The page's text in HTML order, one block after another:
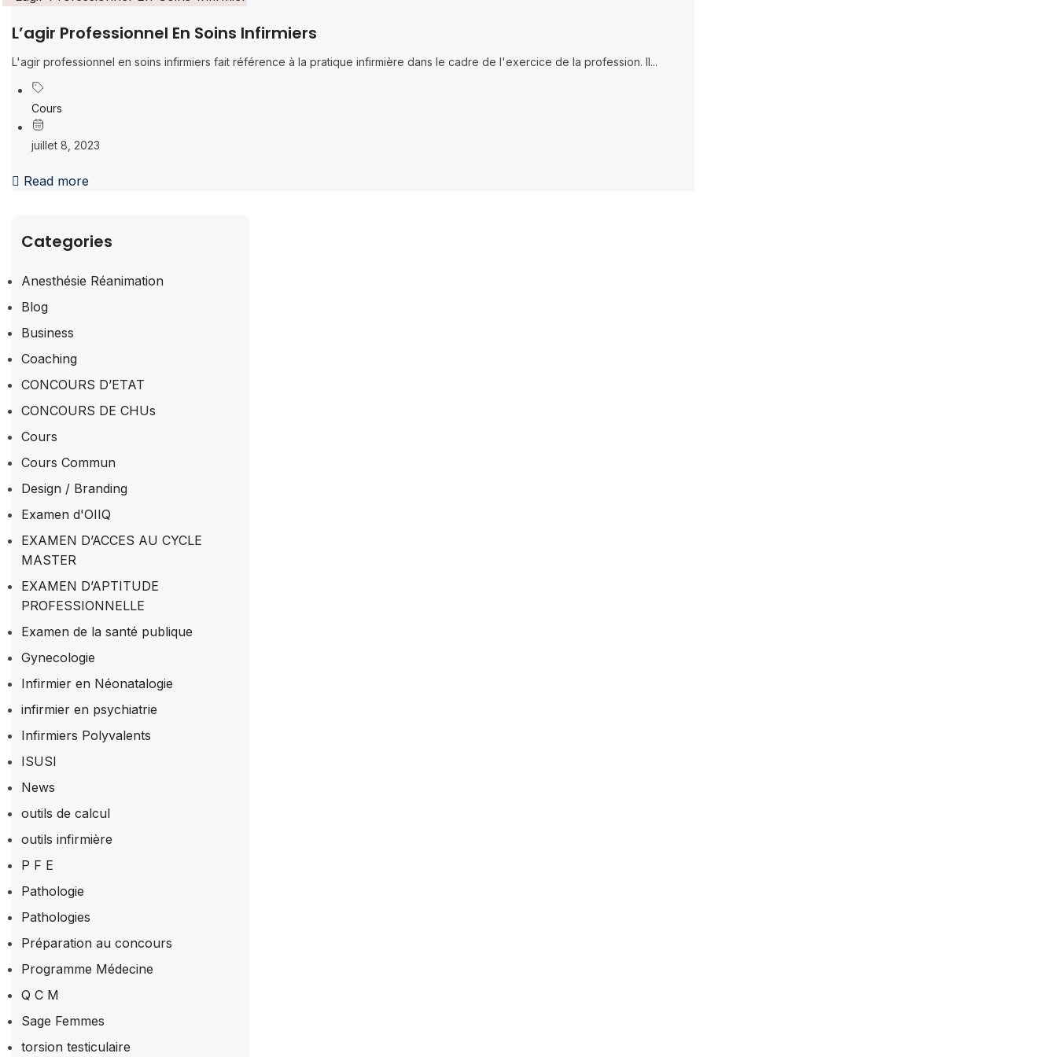
L’agir Professionnel En Soins Infirmiers
L'agir professionnel en soins infirmiers fait référence à la pratique infirmière dans le cadre de l'exercice de la profession. Il...
Cours
juillet 8, 2023
Read more
Categories
Anesthésie Réanimation
Blog
Business
Coaching
CONCOURS D’ETAT
CONCOURS DE CHUs
Cours
Cours Commun
Design / Branding
Examen d'OIIQ
EXAMEN D’ACCES AU CYCLE
MASTER
EXAMEN D’APTITUDE
PROFESSIONNELLE
Examen de la santé publique
Gynecologie
Infirmier en Néonatalogie
infirmier en psychiatrie
Infirmiers Polyvalents
ISUSI
News
outils de calcul
outils infirmière
P F E
Pathologie
Pathologies
Préparation au concours
Programme Médecine
Q C M
Sage Femmes
torsion testiculaire